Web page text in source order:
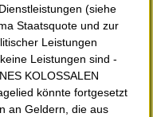
(siehe
Staatsquote und zur
Leistungen
Leistungen sind -
KOLOSSALEN
könnte fortgesetzt
an Geldern, die aus